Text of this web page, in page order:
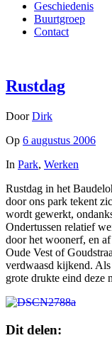
Geschiedenis
Buurtgroep
Contact
Rustdag
DoorDirk
Op 6 augustus 2006
In Park, Werken
Rustdag in het
door ons park tekent
wordt gewerkt,
Ondertussen relatief
door het woonerf, en
Oude Vest of
verdwaasd kijkend.
grote drukte eind deze
Dit delen: